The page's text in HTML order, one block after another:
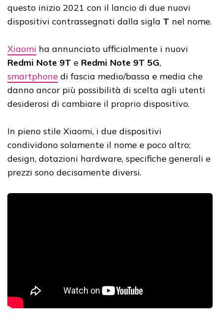
questo inizio 2021 con il lancio di due nuovi
dispositivi contrassegnati dalla sigla T nel nome.
Xiaomi ha annunciato ufficialmente i nuovi
Redmi Note 9T e Redmi Note 9T 5G,
smartphone di fascia medio/bassa e media che
danno ancor più possibilità di scelta agli utenti
desiderosi di cambiare il proprio dispositivo.
In pieno stile Xiaomi, i due dispositivi
condividono solamente il nome e poco altro;
design, dotazioni hardware, specifiche generali e
prezzi sono decisamente diversi.